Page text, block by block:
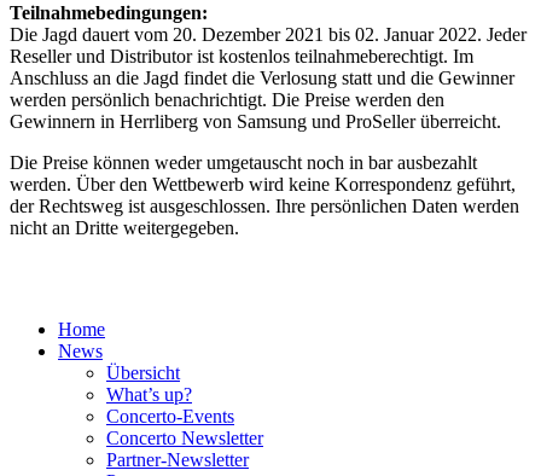
Teilnahmebedingungen:
Die Jagd dauert vom 20. Dezember 2021 bis 02. Januar 2022. Jeder
Reseller und Distributor ist kostenlos teilnahmeberechtigt. Im
Anschluss an die Jagd findet die Verlosung statt und die Gewinner
werden persönlich benachrichtigt. Die Preise werden den
Gewinnern in Herrliberg von Samsung und ProSeller überreicht.
Die Preise können weder umgetauscht noch in bar ausbezahlt
werden. Über den Wettbewerb wird keine Korrespondenz geführt,
der Rechtsweg ist ausgeschlossen. Ihre persönlichen Daten werden
nicht an Dritte weitergegeben.
Home
News
Übersicht
What’s up?
Concerto-Events
Concerto Newsletter
Partner-Newsletter